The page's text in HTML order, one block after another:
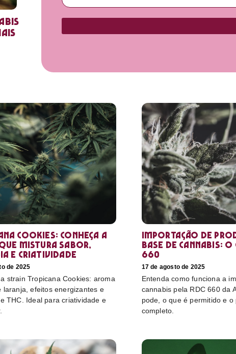
Cookies: conheça a
mistura sabor,
e criatividade
de 2025
strain Tropicana Cookies: aroma
laranja, efeitos energizantes e
THC. Ideal para criatividade e
Importação de
base de cannabis: o
660
17 de agosto de 2025
Entenda como funciona a
cannabis pela RDC 660 da
pode, o que é permitido e o
completo.